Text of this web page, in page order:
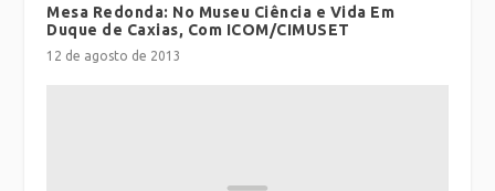
Mesa Redonda: No Museu Ciência e Vida Em
Duque de Caxias, Com ICOM/CIMUSET
12 de agosto de 2013